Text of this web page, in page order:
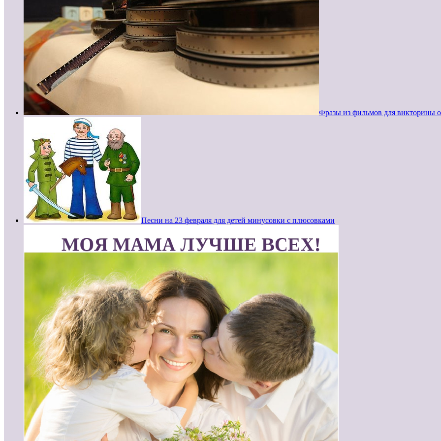
Фразы из фильмов для викторины
Песни на 23 февраля для детей минусовки с плюсовками